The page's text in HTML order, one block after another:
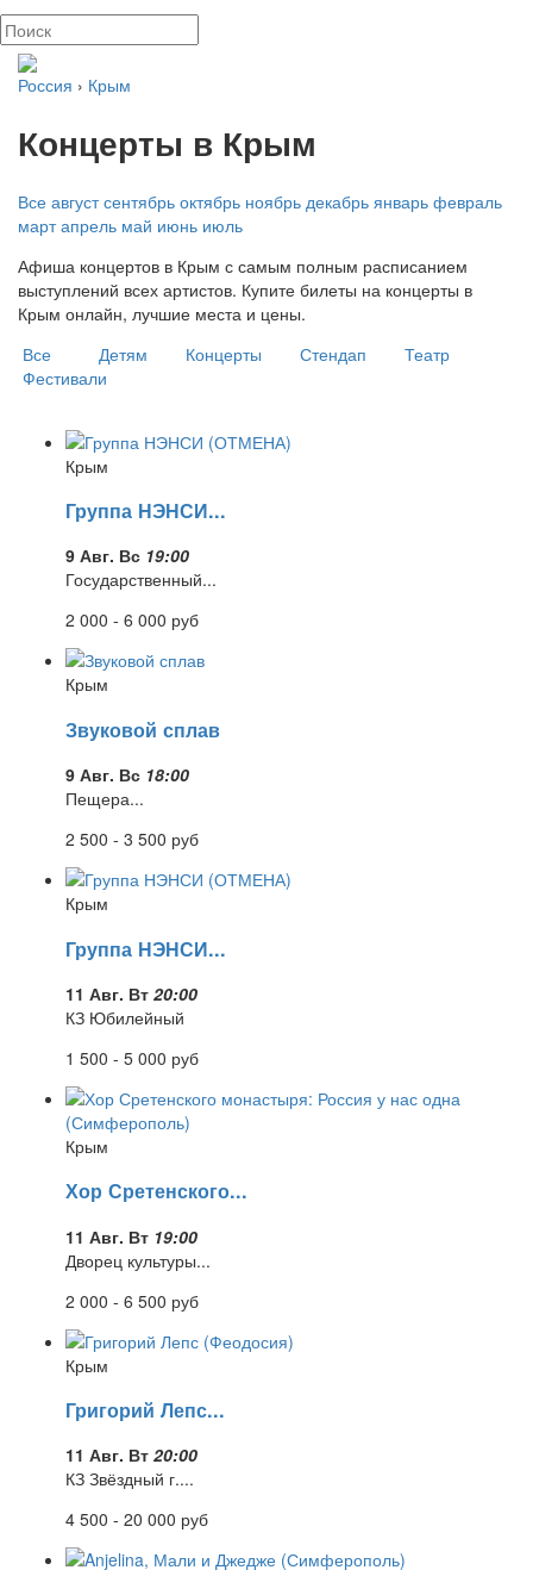
Россия › Крым
Концерты в Крым
Все август сентябрь октябрь ноябрь декабрь январь февраль
март апрель май июнь июль
Афиша концертов в Крым с самым полным расписанием
выступлений всех артистов. Купите билеты на концерты в
Крым онлайн, лучшие места и цены.
Все
Детям Концерты Стендап
Театр
Фестивали
Крым
Группа НЭНСИ...
9 Авг. Вс 19:00
Государственный...
2 000 - 6 000 руб
Крым
Звуковой сплав
9 Авг. Вс 18:00
Пещера...
2 500 - 3 500 руб
Крым
Группа НЭНСИ...
11 Авг. Вт 20:00
КЗ Юбилейный
1 500 - 5 000 руб
Крым
Хор Сретенского...
11 Авг. Вт 19:00
Дворец культуры...
2 000 - 6 500 руб
Крым
Григорий Лепс...
11 Авг. Вт 20:00
КЗ Звёздный г....
4 500 - 20 000 руб